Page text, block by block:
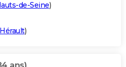
de-Seine)
Hérault)